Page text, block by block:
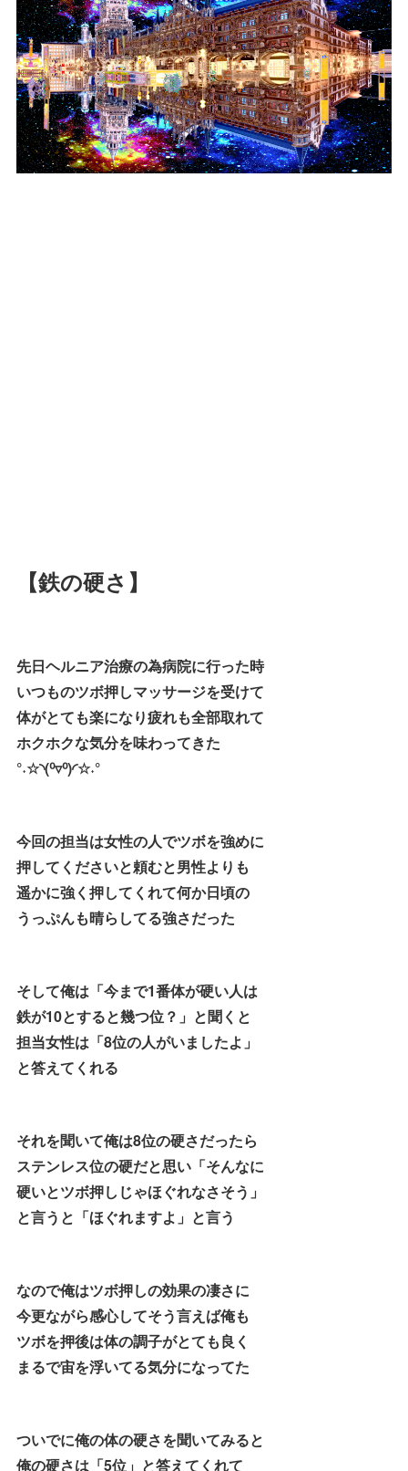
【鉄の硬さ】
先日ヘルニア治療の為病院に行った時
いつものツボ押しマッサージを受けて
体がとても楽になり疲れも全部取れて
ホクホクな気分を味わってきた
°˖☆◝(⁰▿⁰)◜☆˖°
今回の担当は女性の人でツボを強めに
押してくださいと頼むと男性よりも
遥かに強く押してくれて何か日頃の
うっぷんも晴らしてる強さだった
そして俺は「今まで1番体が硬い人は
鉄が10とすると幾つ位？」と聞くと
担当女性は「8位の人がいましたよ」
と答えてくれる
それを聞いて俺は8位の硬さだったら
ステンレス位の硬だと思い「そんなに
硬いとツボ押しじゃほぐれなさそう」
と言うと「ほぐれますよ」と言う
なので俺はツボ押しの効果の凄さに
今更ながら感心してそう言えば俺も
ツボを押後は体の調子がとても良く
まるで宙を浮いてる気分になってた
ついでに俺の体の硬さを聞いてみると
俺の硬さは「5位」と答えてくれて